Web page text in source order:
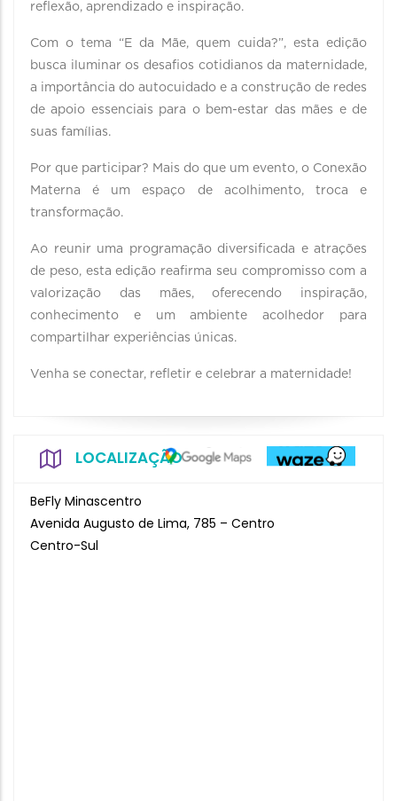
reflexão, aprendizado e inspiração.
Com o tema “E da Mãe, quem cuida?”, esta edição
busca iluminar os desafios cotidianos da maternidade,
a importância do autocuidado e a construção de redes
de apoio essenciais para o bem-estar das mães e de
suas famílias.
Por que participar? Mais do que um evento, o Conexão
Materna é um espaço de acolhimento, troca e
transformação.
Ao reunir uma programação diversificada e atrações
de peso, esta edição reafirma seu compromisso com a
valorização das mães, oferecendo inspiração,
conhecimento e um ambiente acolhedor para
compartilhar experiências únicas.
Venha se conectar, refletir e celebrar a maternidade!
LOCALIZAÇÃO
BeFly Minascentro
Avenida Augusto de Lima, 785 – Centro
Centro-Sul